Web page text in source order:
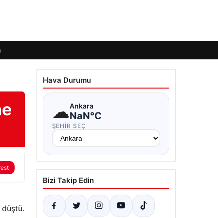
düştü.
Hava Durumu
☁Ankara
NaN°C
ŞEHIR SEÇ
Bizi Takip Edin